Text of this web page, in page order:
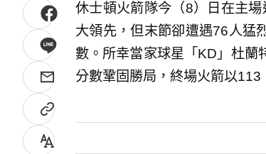
休士頓火箭隊今（8）日在主
大領先，但末節卻遭遇76人猛
數。所幸當家球星「KD」杜蘭
分數鞏固勝局，終場火箭以